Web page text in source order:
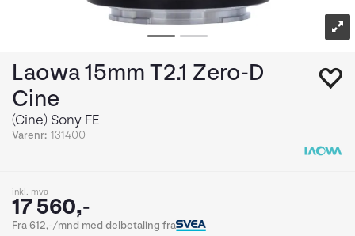
Laowa 15mm T2.1 Zero-D
Cine
(Cine) Sony FE
Varenr: 131400
inkl. mva
17 560,-
Fra 612,-/mnd med delbetaling fra